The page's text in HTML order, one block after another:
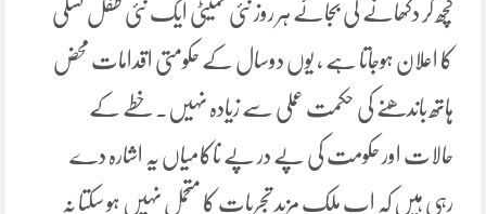
کچھ کر دکھانے کی بجائے ہر روز نئی کمیٹی ایک نئی طفل تسلی
کا اعلان ہوجاتا ہے ، یوں دوسال کے حکومتی اقدامات محض
ہاتھ باندھنے کی حکمت عملی سے زیادہ نہیں۔خطے کے
حالات اور حکومت کی پے در پے ناکامیاں یہ اشارہ دے
رہی ہیں کہ اب ملک مزید تجربات کا متحمل نہیں ہو سکتا نہ